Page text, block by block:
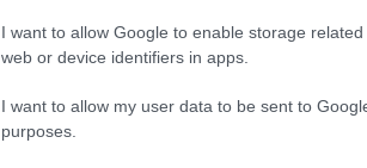
I want to allow Google to enable storage
web or device identifiers in apps.
I want to allow my user data to be sent to
purposes.